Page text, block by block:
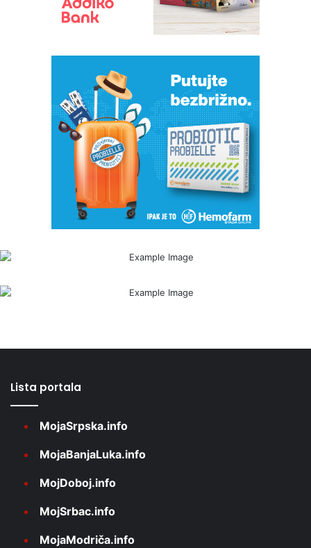
Lista portala
MojaSrpska.info
MojaBanjaLuka.info
MojDoboj.info
MojSrbac.info
MojaModriča.info